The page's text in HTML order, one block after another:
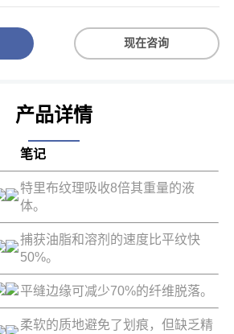
现在咨询
产品详情